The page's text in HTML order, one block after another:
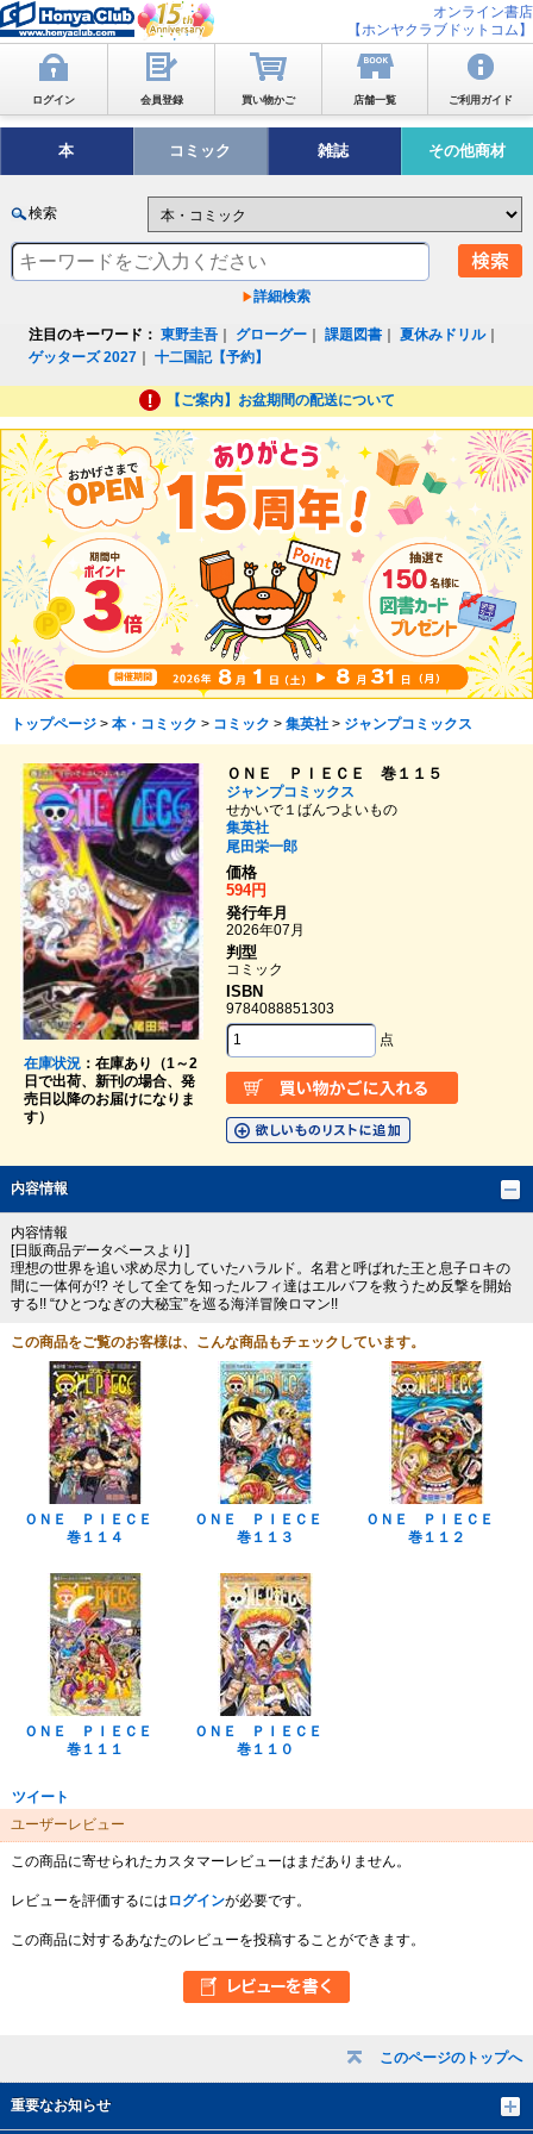
オンライン書店
【ホンヤクラブドットコム】
ログイン 会員登録 買い物かご 店舗一覧 ご利用ガイド
本 コミック 雑誌 その他商材
検索
詳細検索
注目のキーワード： 東野圭吾 グローグー ｜課題図書 ｜夏休みドリル｜
ゲッターズ 2027 ｜十二国記【予約】
【ご案内】お盆期間の配送について
このページのトップへ
重要なお知らせ
トップページ> 本・コミック > コミック > 集英社> ジャンプコミックス
在庫状況：在庫あり（1～2
日で出荷、新刊の場合、発
売日以降のお届けになりま
す）
ＯＮＥ ＰＩＥＣＥ 巻１１５
ジャンプコミックス
せかいで１ばんつよいもの
集英社
尾田栄一郎
価格
594円
発行年月
2026年07月
判型
コミック
ISBN
9784088851303
点
内容情報
内容情報
[日販商品データベースより]
理想の世界を追い求め尽力していたハラルド。名君と呼ばれた王と息子ロキの
間に一体何が!? そして全てを知ったルフィ達はエルバフを救うため反撃を開始
する!! “ひとつなぎの大秘宝”を巡る海洋冒険ロマン!!
この商品をご覧のお客様は、こんな商品もチェックしています。
ＯＮＥ ＰＩＥＣＥ
巻１１４
ＯＮＥ ＰＩＥＣＥ
巻１１３
ＯＮＥ ＰＩＥＣＥ
巻１１２
ＯＮＥ ＰＩＥＣＥ
巻１１１
ＯＮＥ ＰＩＥＣＥ
巻１１０
ツイート
ユーザーレビュー
この商品に寄せられたカスタマーレビューはまだありません。
レビューを評価するには ログインが必要です。
この商品に対するあなたのレビューを投稿することができます。